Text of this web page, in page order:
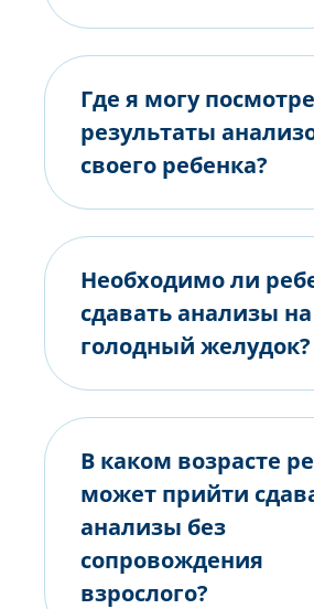
Где я могу
результаты
своего ребенка?
Необходимо ли
сдавать анализы на
голодный желудок?
В каком возрасте
может прийти
анализы без
сопровождения
взрослого?